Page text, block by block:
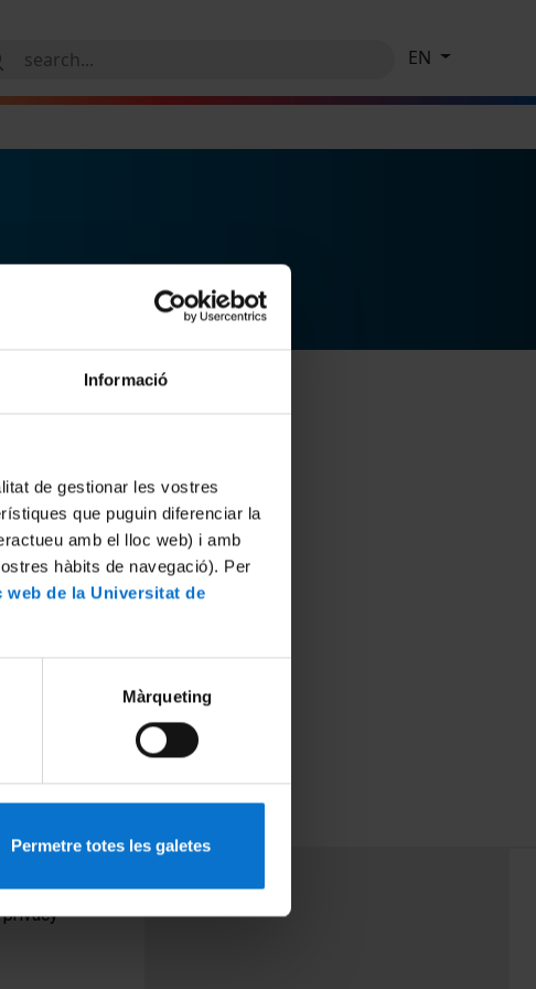
Informació
de gestionar les vostres
que puguin diferenciar la
amb el lloc web) i amb
hàbits de navegació). Per
de la Universitat de
Màrqueting
Permetre totes les galetes
EN